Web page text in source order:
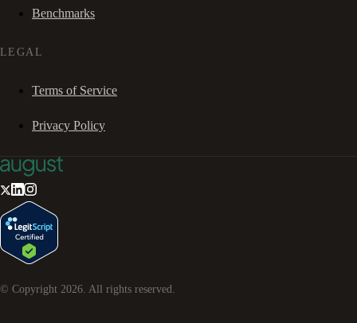
Benchmarks
LEGAL
Terms of Service
Privacy Policy
© Copyright 2026 . All rights reserved.